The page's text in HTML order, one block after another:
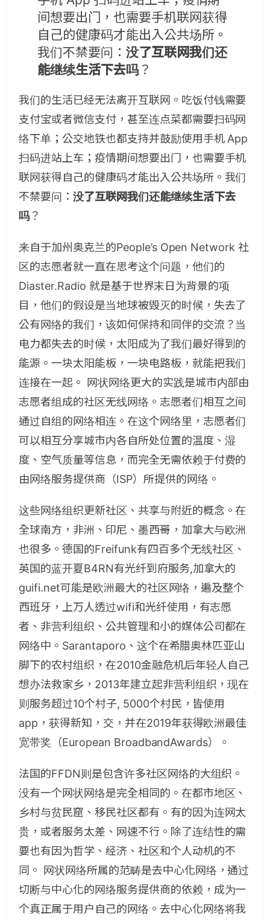
间想要出门，也需要手机联网获得
自己的健康码才能出入公共场所。
我们不禁要问： 没了互联网我们还
能继续生活下去吗？
我们的生活已经无法离开互联网。吃饭付钱需要
支付宝或者微信支付，甚至连点菜都需要扫码网
络下单；公交地铁也都支持并鼓励使用手机 App
扫码进站上车；疫情期间想要出门，也需要手机
联网获得自己的健康码才能出入公共场所。我们
不禁要问：没了互联网我们还能继续生活下去
吗 ？
来自于加州奥克兰的People’s Open Network 社
区的志愿者就一直在思考这个问题，他们的
Diaster.Radio 就是基于世界末日为背景的项
目，他们的假设是当地球被毁灭的时候，失去了
公有网络的我们，该如何保持和同伴的交流？当
电力都失去的时候，太阳成为了我们最好得到的
能源。一块太阳能板，一块电路板，就能把我们
连接在一起。 网状网络更大的实践是城市内部由
志愿者组成的社区无线网络。志愿者们相互之间
通过自组的网络相连。在这个网络里，志愿者们
可以相互分享城市内各自所处位置的温度、湿
度、空气质量等信息，而完全无需依赖于付费的
由网络服务提供商（ISP）所提供的网络。
这些网络组织更新社区、共享与附近的概念。在
全球南方，非洲、印尼、墨西哥，加拿大与欧洲
也很多。德国的Freifunk有四百多个无线社区、
英国的蓝开夏B4RN有光纤到府服务,加拿大的
guifi.net可能是欧洲最大的社区网络，遍及整个
西班牙，上万人透过wifi和光纤使用，有志愿
者、非营利组织、公共管理和小的媒体公司都在
网络中。Sarantaporo、这个在希腊奥林匹亚山
脚下的农村组织，在2010金融危机后年轻人自己
想办法救家乡，2013年建立起非营利组织，现在
则服务超过10个村子, 5000个村民，皆使用
app，获得新知，交，并在2019年获得欧洲最佳
宽带奖（European BroadbandAwards）。
法国的FFDN则是包含许多社区网络的大组织。
没有一个网状网络是完全相同的。在都市地区、
乡村与贫民窟、移民社区都有。有的因为连网太
贵，或者服务太差、网速不行。除了连结性的需
要也有因为哲学、经济、社区和个人动机的不
同。 网状网络所属的范畴是去中心化网络，通过
切断与中心化的网络服务提供商的依赖，成为一
个真正属于用户自己的网络。去中心化网络将我